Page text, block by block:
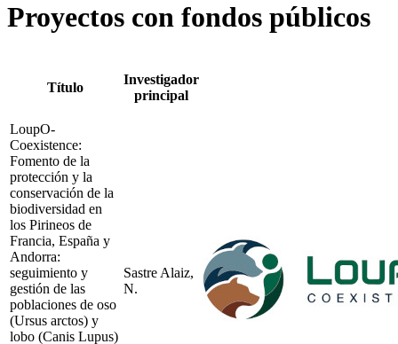
Proyectos con fondos públicos
Título
Investigador
principal
LoupO-
Coexistence:
Fomento de la
protección y la
conservación de la
biodiversidad en
los Pirineos de
Francia, España y
Andorra:
seguimiento y
gestión de las
poblaciones de oso
(Ursus arctos) y
lobo (Canis Lupus)
Sastre Alaiz,
N.